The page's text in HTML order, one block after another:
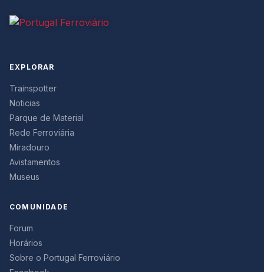
EXPLORAR
Trainspotter
Noticias
Parque de Material
Rede Ferroviária
Miradouro
Avistamentos
Museus
COMUNIDADE
Forum
Horários
Sobre o Portugal Ferroviário